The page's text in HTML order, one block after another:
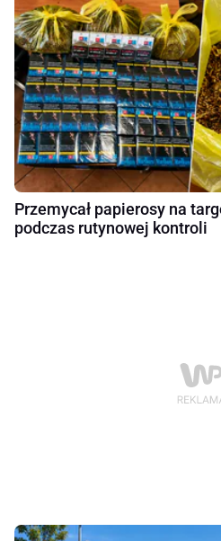
Przemycał papierosy na
podczas rutynowej kontroli